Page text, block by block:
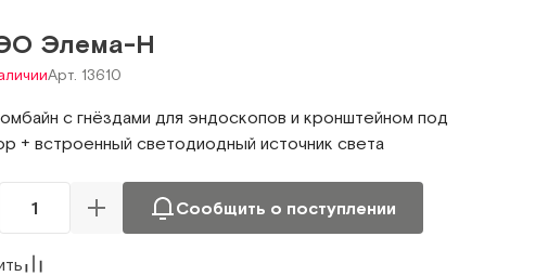
Элема-Н
Арт. 13610
с гнёздами для эндоскопов и кронштейном под
+ встроенный светодиодный источник света
Сообщить о поступлении